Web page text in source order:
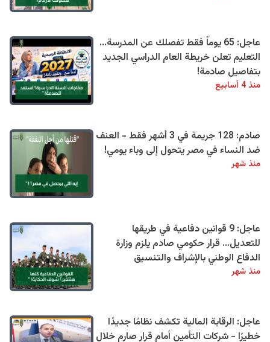
عاجل: 65 يوماً فقط تفصلك عن المدرسة...
التعليم تعلن خريطة العام الدراسي الجديد
بتفاصيل صادمة!
منذ 4 أسابيع
صادم: 128 جريمة في 3 أشهر فقط - العنف
ضد النساء في مصر يتحول إلى وباء يومي!
منذ شهر
عاجل: 9 قوانين دفاعية في طريقها
للتعديل… قرار حكومي صادم يلزم وزارة
الدفاع الوطني بالإشراف والتنسيق
منذ شهر
عاجل: الرقابة المالية تكشف نظامًا جديدًا
خطيرًا - شركات التأمين أمام قرار صارم خلال